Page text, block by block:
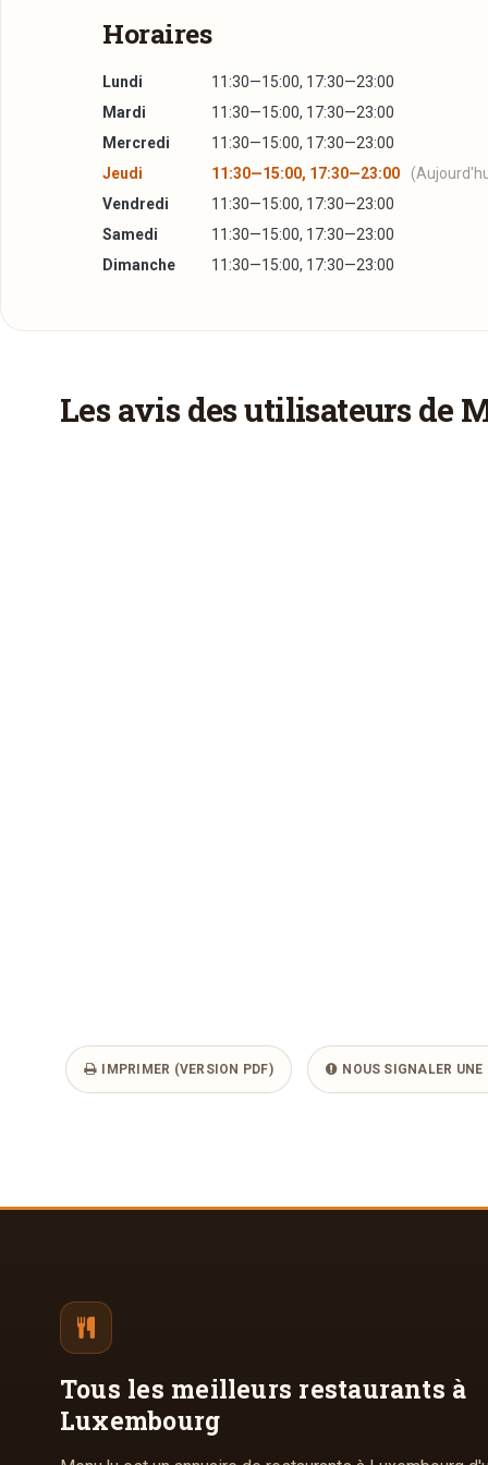
Horaires
Lundi
11:30—15:00, 17:30—23:00
Mardi
11:30—15:00, 17:30—23:00
Mercredi
11:30—15:00, 17:30—23:00
Jeudi
11:30—15:00, 17:30—23:00
Vendredi
11:30—15:00, 17:30—23:00
Samedi
11:30—15:00, 17:30—23:00
Dimanche
11:30—15:00, 17:30—23:00
Plats coréens
PDF
Les avis des utilisateurs de
IMPRIMER (VERSION PDF) NOUS SIGNALER UNE
Tous les meilleurs restaurants à
Luxembourg